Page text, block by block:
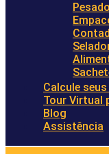
Calcule
Tour Virtual
Blog
Assistência